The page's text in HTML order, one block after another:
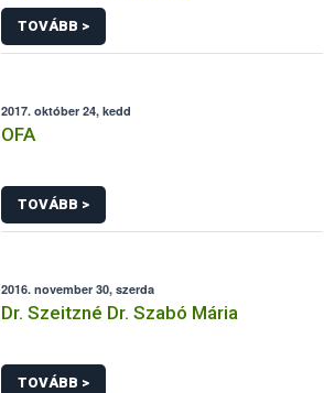
TOVÁBB >
2017. október 24, kedd
OFA
TOVÁBB >
2016. november 30, szerda
Dr. Szeitzné Dr. Szabó Mária
TOVÁBB >